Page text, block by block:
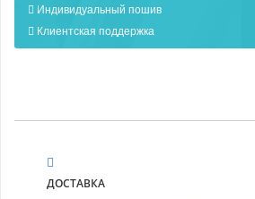
Индивидуальный пошив
Клиентская поддержка
ДОСТАВКА